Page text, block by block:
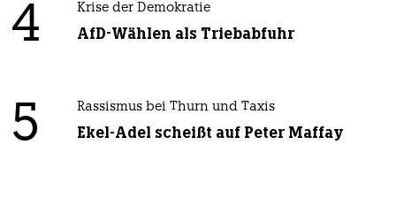
4 Krise der Demokratie
AfD-Wählen als Triebabfuhr
5 Rassismus bei Thurn und Taxis
Ekel-Adel scheißt auf Peter Maffay